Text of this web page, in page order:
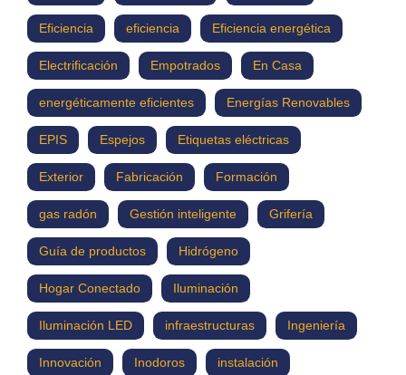
Eficiencia eficiencia Eficiencia energética
Electrificación Empotrados En Casa
energéticamente eficientes Energías Renovables
EPIS Espejos Etiquetas eléctricas
Exterior Fabricación Formación
gas radón Gestión inteligente Grifería
Guía de productos Hidrógeno
Hogar Conectado Iluminación
Iluminación LED infraestructuras Ingeniería
Innovación Inodoros instalación